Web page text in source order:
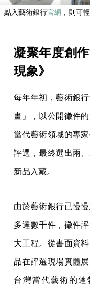
點入藝術銀行官網 ，則可
凝聚年度創
現象》
每年年初，藝術銀
畫」，以公開徵件
當代藝術領域的專
評選，最終選出兩
新品入藏。
由於藝術銀行已慢
多達數千件，徵件
大工程。從書面資
品在評選現場實體
台灣當代藝術的